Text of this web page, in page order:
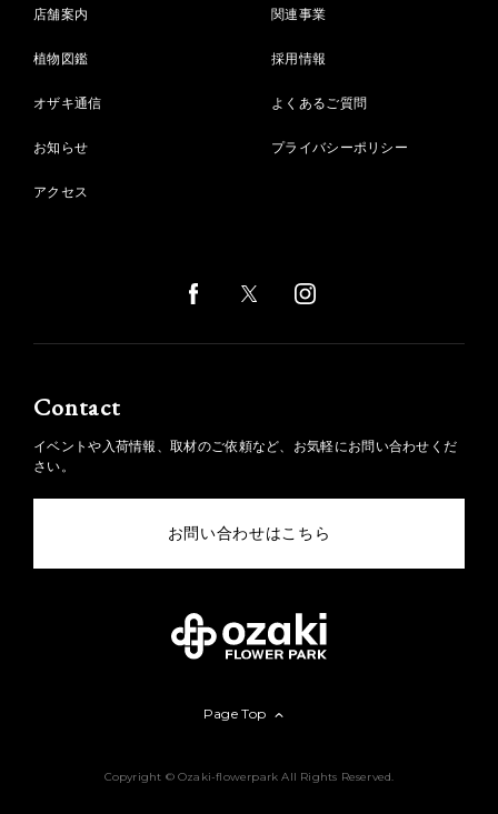
店舗案内
植物図鑑
オザキ通信
お知らせ
アクセス
関連事業
採用情報
よくあるご質問
プライバシーポリシー
Contact
イベントや入荷情報、取材のご依頼など、お気軽にお問い合わせくだ
さい。
お問い合わせはこちら
Copyright © Ozaki-flowerpark All Rights Reserved.
Page Top